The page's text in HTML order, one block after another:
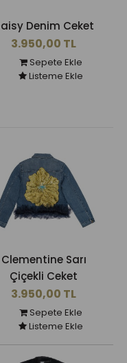
Denim Ceket
3.950,00 TL
Sepete Ekle
Listeme Ekle
Clementine Sarı
Çiçekli Ceket
3.950,00 TL
Sepete Ekle
Listeme Ekle